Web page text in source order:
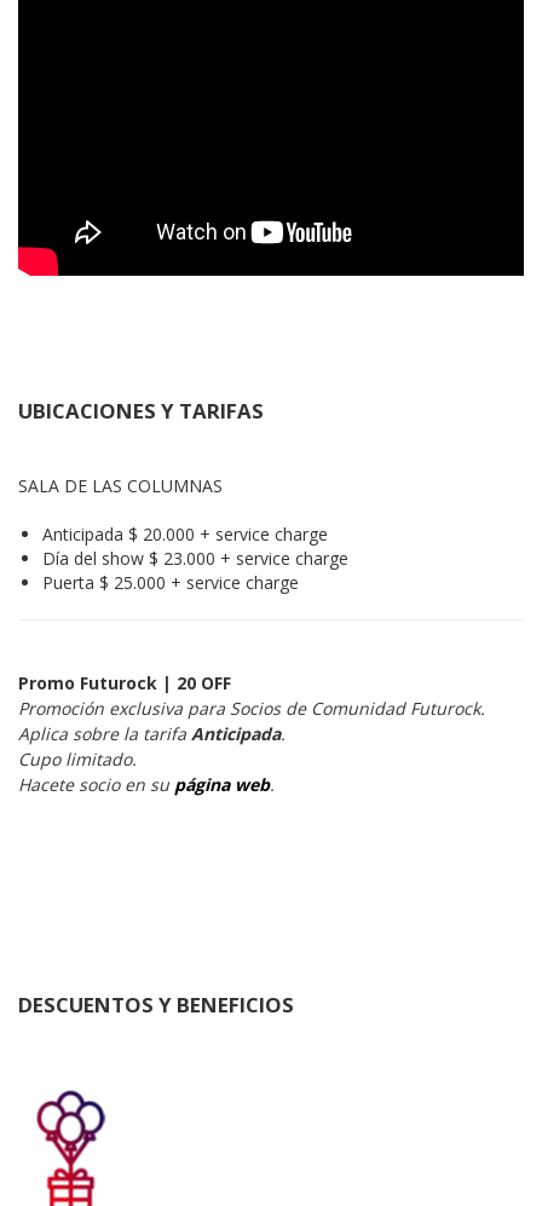
UBICACIONES Y TARIFAS
SALA DE LAS COLUMNAS
Anticipada $ 20.000 + service charge
Día del show $ 23.000 + service charge
Puerta $ 25.000 + service charge
Promo Futurock | 20 OFF
Promoción exclusiva para Socios de Comunidad Futurock.
Aplica sobre la tarifa Anticipada.
Cupo limitado.
Hacete socio en su página web.
DESCUENTOS Y BENEFICIOS